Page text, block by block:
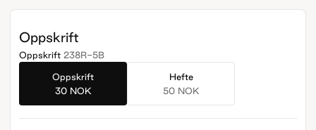
Oppskrift
Oppskrift 238R-5B
Oppskrift
30 NOK
Hefte
50 NOK